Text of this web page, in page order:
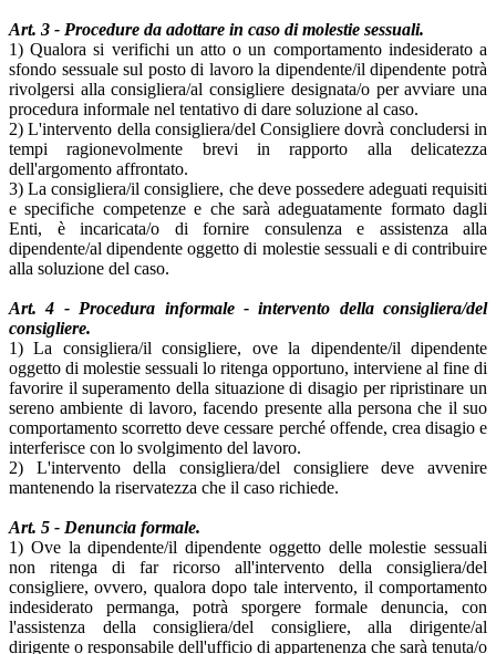
Art. 3 - Procedure da adottare in caso di molestie sessuali.
1) Qualora si verifichi un atto o un comportamento indesiderato a
sfondo sessuale sul posto di lavoro la dipendente/il dipendente potrà
rivolgersi alla consigliera/al consigliere designata/o per avviare una
procedura informale nel tentativo di dare soluzione al caso.
2) L'intervento della consigliera/del Consigliere dovrà concludersi in
tempi ragionevolmente brevi in rapporto alla delicatezza
dell'argomento affrontato.
3) La consigliera/il consigliere, che deve possedere adeguati requisiti
e specifiche competenze e che sarà adeguatamente formato dagli
Enti, è incaricata/o di fornire consulenza e assistenza alla
dipendente/al dipendente oggetto di molestie sessuali e di contribuire
alla soluzione del caso.
Art. 4 - Procedura informale - intervento della consigliera/del
consigliere.
1) La consigliera/il consigliere, ove la dipendente/il dipendente
oggetto di molestie sessuali lo ritenga opportuno, interviene al fine di
favorire il superamento della situazione di disagio per ripristinare un
sereno ambiente di lavoro, facendo presente alla persona che il suo
comportamento scorretto deve cessare perché offende, crea disagio e
interferisce con lo svolgimento del lavoro.
2) L'intervento della consigliera/del consigliere deve avvenire
mantenendo la riservatezza che il caso richiede.
Art. 5 - Denuncia formale.
1) Ove la dipendente/il dipendente oggetto delle molestie sessuali
non ritenga di far ricorso all'intervento della consigliera/del
consigliere, ovvero, qualora dopo tale intervento, il comportamento
indesiderato permanga, potrà sporgere formale denuncia, con
l'assistenza della consigliera/del consigliere, alla dirigente/al
dirigente o responsabile dell'ufficio di appartenenza che sarà tenuta/o